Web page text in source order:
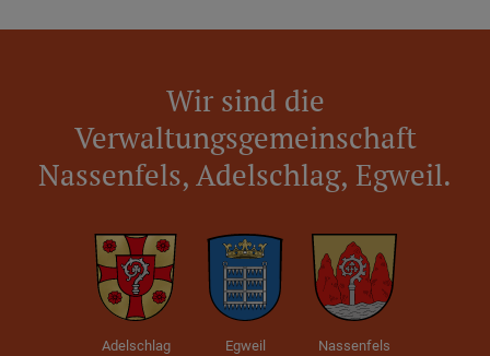
Wir sind die
Verwaltungsgemeinschaft
Nassenfels, Adelschlag, Egweil.
Adelschlag Egweil Nassenfels